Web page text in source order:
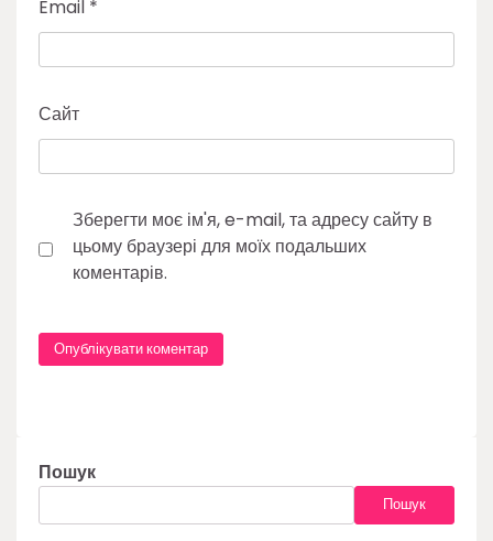
Email *
Сайт
Зберегти моє ім'я, e-mail, та адресу сайту в
цьому браузері для моїх подальших
коментарів.
Пошук
Пошук